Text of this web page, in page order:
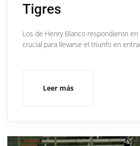
Tigres
Los de Henry Blanco respondieron
crucial para llevarse el triunfo en
Leer más